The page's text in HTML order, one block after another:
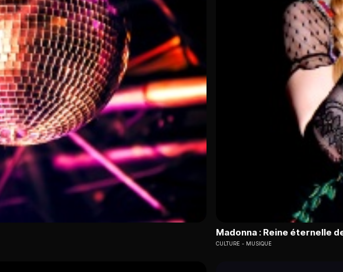
Madonna : Reine éternelle
CULTURE MUSIQUE